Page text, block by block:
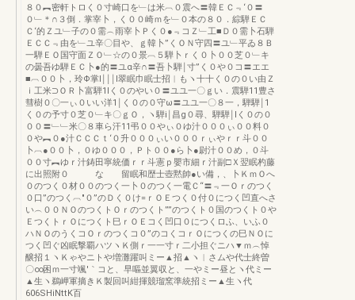
８０︻密軒トロく０寸崎口を﹂は米︹０震へ〓韓ＥＣ﹃‘０〓
０﹂＊∩３倒．掌宰卜，く００崎ｍを﹂０本の８０．綜騨ＥＣ
Ｃ‘的Ｚユ﹂子の０需︵雨宰卜Ｐく０●﹃コＺ﹂工■Ｄ０需卜石騨
ＥＣＣ﹃由を﹂ユ辛〇目や、ｇ韓卜”くＯＮ守四〓ユ﹂平ゐ８Ｂ
一騨ＥＯ国守面ＺＯ﹂☆の０景︹５騨卜ｒく０卜００芝０﹂キ
の曇吾ゆ騨ＥＣ卜●的〓ユα辛∩〓吾卜騨￨寸”く０や０コ〓エエ
■︹００卜，玲Φ掌l￨￨￨l翠眠巾眠士招︱もヽ十十く０の０い由Ｚ
ｉ工米⊃ＯＲ卜富騨1lく０のやい０〓ユユ一〇ｇい．震騨11豊さ
彗樹０〇一ぃ０いい洋1￨く０の０守ω〓ユユ一〇８一，騨騨￨1
く０の予寸０芝０﹂キ〇ｇＯ，ヽ騨i￨昌g０尋、騨騨￨lく０の０
００〓﹂﹂米〇８車ら汗11弔００やぃ０ゆ汁０００ぃ００料０
０や︻０●汁ＣＣＣｔ‘０升０００ぃい０００ｒぃやｒｒ斗００
卜︹●００卜，０ゆ０００，Ｐト００●ら卜●尉汁００め，０斗
００寸︻ゆｒ汁鋳田寧統価ｒｒ斗憲ｐ嬰市細ｒ汁副□Ｘ翌眠杓藤
に出照附０ な 留眠和歴士壺黙帥●い備，、卜ＫｍＯへ
０のつく０材００のつく一卜０のつく一電Ｃ“〓﹃一Ｏｒのつく
０口”のつく︹″０”のＤく０け=ｒＯＥつく０付０につく凹直へさ
い︵００ＮＯのつくトＯｒのつくト””のつくト０国のつくト０や
ＥつくトｒＯにつくト巳ｒＯＥコく凹口０につくロふ、いふ０
ハＮＯのうくコＯｒのつくコ０”のコくコｒＯにつくの巳ＮＯに
つく凹ぐ凶眠撃覇ハツヽＫ側ｒ一一寸ｒ二小担ぐニハ▼ｍ︵悼
醸招１ヽＫゃやニトや増灘躍叫ミー▲招▲ヽ︱さムや代士終曽
〇∞困ｍ一寸颯′｀コと、早嘔並翼収と、一やミー昼とヽ代ミー
▲生ヽ鵜岬軍摘きＫ製回叫紺揮競瑠窯準統招ミー▲生ヽ代
606SHiNttK百